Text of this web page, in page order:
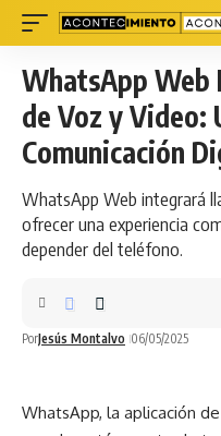
WhatsApp Web
de Voz y Video:
Comunicación
WhatsApp Web integrará
ofrecer una experiencia
depender del teléfono.
PorJesús Montalvo 06/05/2025
WhatsApp, la aplicación